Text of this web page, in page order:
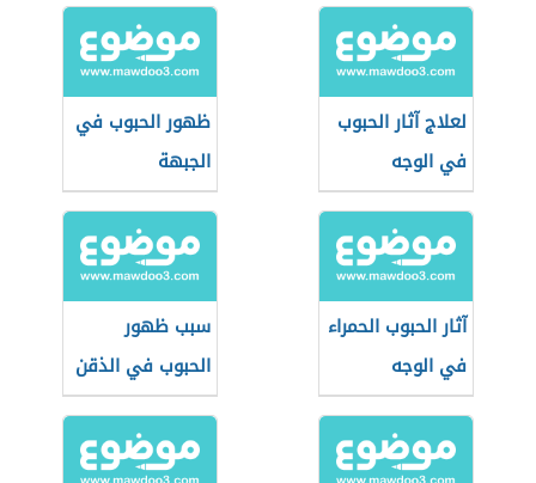
لعلاج آثار الحبوب
في الوجه
ظهور الحبوب في
الجبهة
آثار الحبوب الحمراء
في الوجه
سبب ظهور
الحبوب في الذقن